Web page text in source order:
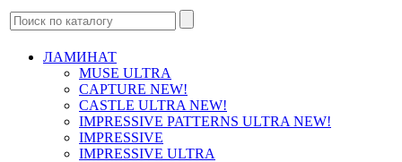
ЛАМИНАТ
MUSE ULTRA
CAPTURE NEW!
CASTLE ULTRA NEW!
IMPRESSIVE PATTERNS ULTRA NEW!
IMPRESSIVE
IMPRESSIVE ULTRA